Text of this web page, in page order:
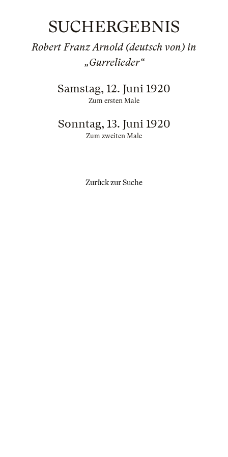
SUCHERGEBNIS
Robert Franz Arnold (deutsch von) in
„Gurrelieder“
Samstag, 12. Juni 1920
Zum ersten Male
Sonntag, 13. Juni 1920
Zum zweiten Male
Zurück zur Suche